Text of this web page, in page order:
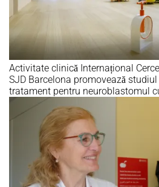
Activitate clinică Internațional
SJD Barcelona promovează studiul
tratament pentru neuroblastomul